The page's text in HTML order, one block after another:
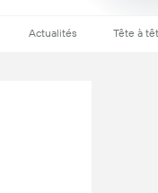
Actualités Tête à